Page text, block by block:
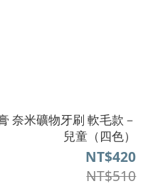
奈米礦物牙刷 軟毛款－
兒童（四色）
NT$420
NT$510